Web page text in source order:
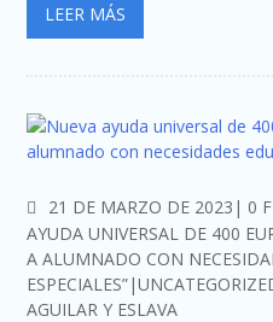
LEER MÁS
21 DE MARZO DE 2023
0
AYUDA UNIVERSAL DE 400
A ALUMNADO CON
ESPECIALES”
AGUILAR Y ESLAVA